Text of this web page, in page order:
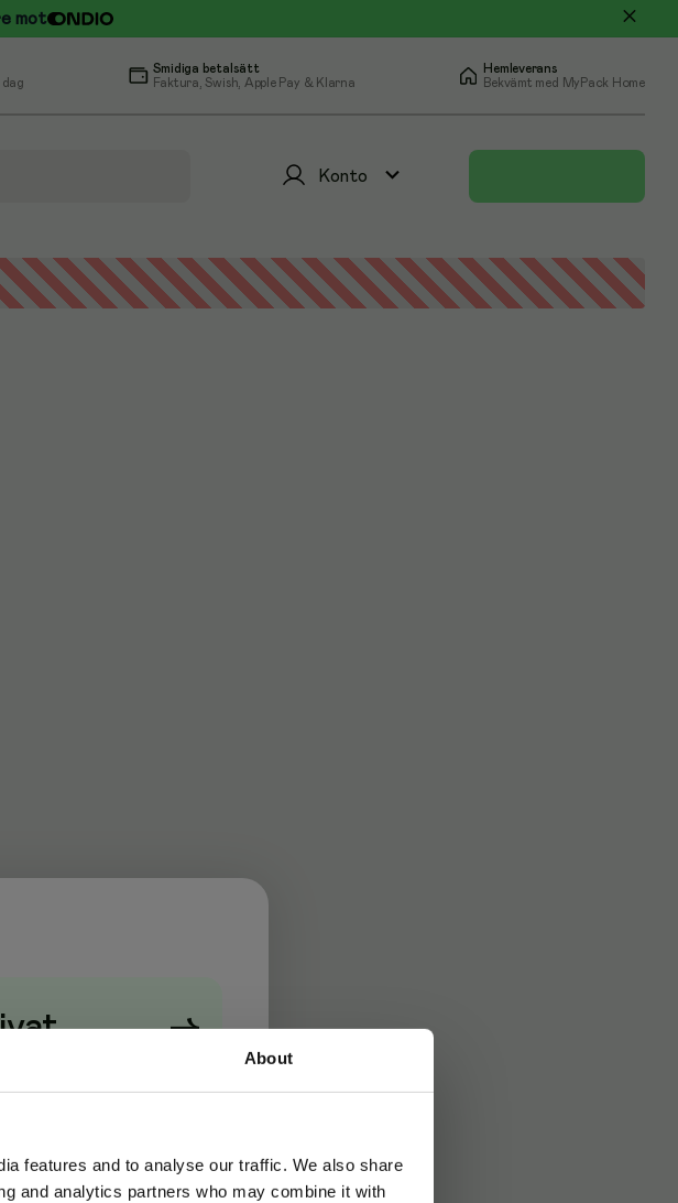
About
features and to analyse our traffic. We also share
and analytics partners who may combine it with
mot
dag
Smidiga betalsätt
Faktura, Swish, Apple Pay & Klarna
Hemleverans
Bekvämt med MyPack Home
Konto
→
visas